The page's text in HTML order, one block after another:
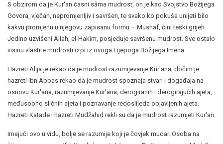
S obzirom da je Kur'an časni sâma mudrost, on je kao Svojstvo Božijega
Govora, vječan, nepromjenljiv i savršen, te svako ko pokuša unijeti bilo
kakvu promjenu u njegovu zapisanu formu – Mushaf, čini teški grijeh.
Jedino uzvišeni Allah, el-Hakîm, posjeduje savršenu mudrost. Sve ostalo
visinu vlastite mudrosti crpi iz ovoga Lijepoga Božijega Imena.
Hazreti Alija je rekao da je mudrost razumijevanje Kur'ana, dočim je
hazreti Ibn Abbas rekao da je mudrost spoznaja stvari i događaja na
osnovu Kur'ana, razumijevanje Kur'ana, derogiranih i derogirajućih ajeta,
međusobno sličnih ajeta i poznavanje redoslijeda objavljenih ajeta.
Hazreti Katade i hazreti Mudžahid rekli su da je mudrost razumjeti Kur'an.
Imajući ovo u vidu, bolje se razumije koji je čovjek mudar. Osoba na